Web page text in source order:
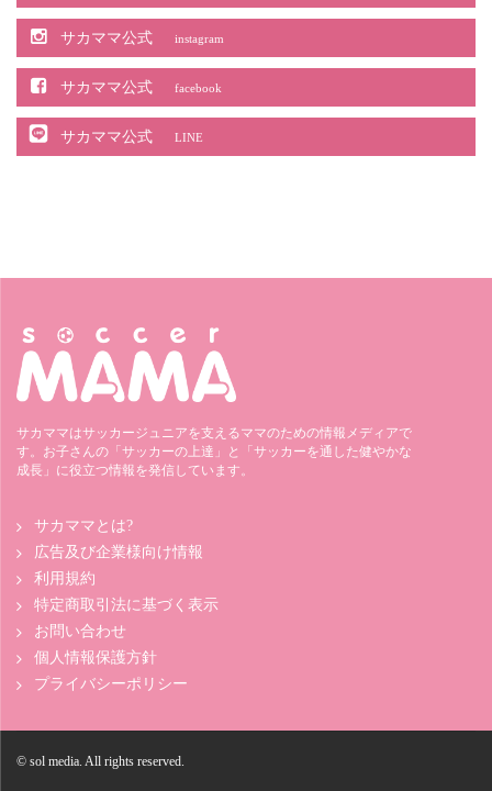
サカママ公式 instagram
サカママ公式 facebook
サカママ公式 LINE
サカママはサッカージュニアを支えるママのための情報メディアで
す。お子さんの「サッカーの上達」と「サッカーを通した健やかな
成長」に役立つ情報を発信しています。
サカママとは?
広告及び企業様向け情報
利用規約
特定商取引法に基づく表示
お問い合わせ
個人情報保護方針
プライバシーポリシー
© sol media. All rights reserved.